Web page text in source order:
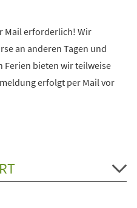
Mail erforderlich! Wir
an anderen Tagen und
Ferien bieten wir teilweise
erfolgt per Mail vor